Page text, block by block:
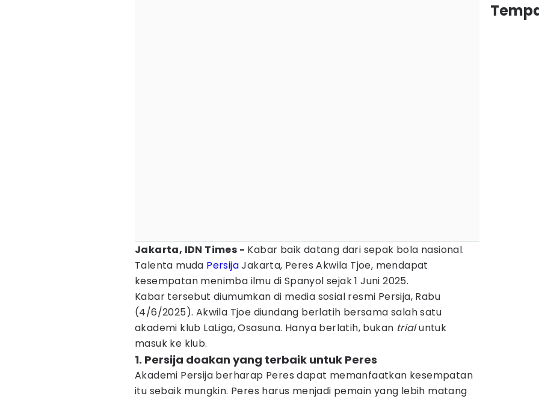
Jakarta, IDN Times - Kabar baik datang dari sepak bola nasional.
Talenta muda PersijaJakarta, Peres Akwila Tjoe, mendapat
kesempatan menimba ilmu di Spanyol sejak 1 Juni 2025.
Kabar tersebut diumumkan di media sosial resmi Persija, Rabu
(4/6/2025). Akwila Tjoe diundang berlatih bersama salah satu
akademi klub LaLiga, Osasuna. Hanya berlatih, bukan trialuntuk
masuk ke klub.
1. Persija doakan yang terbaik untuk Peres
Akademi Persija berharap Peres dapat memanfaatkan kesempatan
itu sebaik mungkin. Peres harus menjadi pemain yang lebih matang